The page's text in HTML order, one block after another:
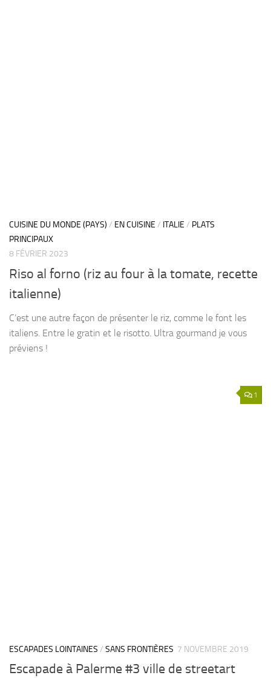
CUISINE DU MONDE (PAYS) / EN CUISINE / ITALIE / PLATS
PRINCIPAUX
8 FÉVRIER 2023
Riso al forno (riz au four à la tomate, recette
italienne)
C’est une autre façon de présenter le riz, comme le font les
italiens. Entre le gratin et le risotto. Ultra gourmand je vous
préviens !
1
ESCAPADES LOINTAINES / SANS FRONTIÈRES 7 NOVEMBRE 2019
Escapade à Palerme #3 ville de streetart